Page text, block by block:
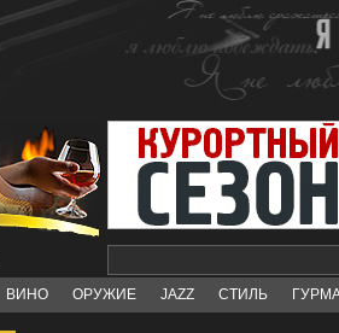
ВИНО ОРУЖИЕ JAZZ СТИЛЬ